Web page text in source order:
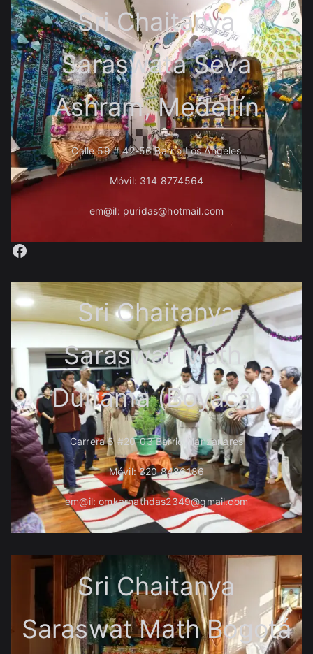
Sri Chaitanya
Saraswata Seva
Ashram, Medellín
Calle 59 # 42-56 Barrio Los Ángeles
Móvil: 314 8774564
em@il: puridas@hotmail.com
Facebook
Sri Chaitanya
Saraswat Math,
Duitama (Boyacá)
Carrera 5 #20-03 Barrio Manzanares
Móvil: 320 8486186
em@il: omkarnathdas2349@gmail.com
Sri Chaitanya
Saraswat Math Bogotá